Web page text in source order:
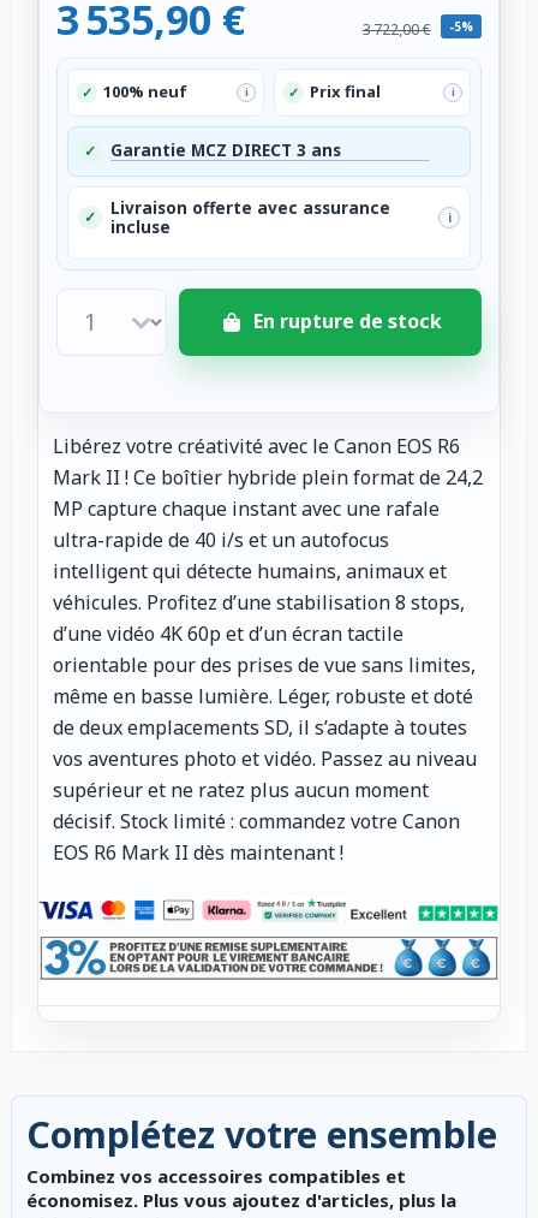
3 535,90 € 3 722,00 € -5%
✓ 100% neuf i ✓ Prix final i
✓ Garantie MCZ DIRECT 3 ans
✓
Livraison offerte avec assurance
incluse
i
En rupture de stock
Libérez votre créativité avec le Canon EOS R6
Mark II ! Ce boîtier hybride plein format de 24,2
MP capture chaque instant avec une rafale
ultra-rapide de 40 i/s et un autofocus
intelligent qui détecte humains, animaux et
véhicules. Profitez d’une stabilisation 8 stops,
d’une vidéo 4K 60p et d’un écran tactile
orientable pour des prises de vue sans limites,
même en basse lumière. Léger, robuste et doté
de deux emplacements SD, il s’adapte à toutes
vos aventures photo et vidéo. Passez au niveau
supérieur et ne ratez plus aucun moment
décisif. Stock limité : commandez votre Canon
EOS R6 Mark II dès maintenant !
Complétez votre ensemble
Combinez vos accessoires compatibles et
économisez. Plus vous ajoutez d'articles, plus la